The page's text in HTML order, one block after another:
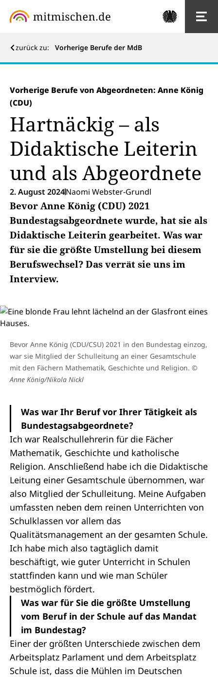
zurück zu: Vorherige Berufe der MdB
Vorherige Berufe von Abgeordneten: Anne König
(CDU)
Hartnäckig – als
Didaktische Leiterin
und als Abgeordnete
2. August 2024Naomi Webster-Grundl
Bevor Anne König (CDU) 2021
Bundestagsabgeordnete wurde, hat sie als
Didaktische Leiterin gearbeitet. Was war
für sie die größte Umstellung bei diesem
Berufswechsel? Das verrät sie uns im
Interview.
Bevor Anne König (CDU/CSU) 2021 in den Bundestag einzog,
war sie Mitglied der Schulleitung an einer Gesamtschule
mit den Fächern Mathematik, Geschichte und Religion. ©
Anne König/Nikola Nickl
Was war Ihr Beruf vor Ihrer Tätigkeit als
Bundestagsabgeordnete?
Ich war Realschullehrerin für die Fächer
Mathematik, Geschichte und katholische
Religion. Anschließend habe ich die Didaktische
Leitung einer Gesamtschule übernommen, war
also Mitglied der Schulleitung. Meine Aufgaben
umfassten neben dem reinen Unterrichten von
Schulklassen vor allem das
Qualitätsmanagement an der gesamten Schule.
Ich habe mich also tagtäglich damit
beschäftigt, wie guter Unterricht in Schulen
stattfinden kann und wie man Schüler
bestmöglich fördert.
Was war für Sie die größte Umstellung
vom Beruf in der Schule auf das Mandat
im Bundestag?
Einer der größten Unterschiede zwischen dem
Arbeitsplatz Parlament und dem Arbeitsplatz
Schule ist, dass die Mühlen im Deutschen